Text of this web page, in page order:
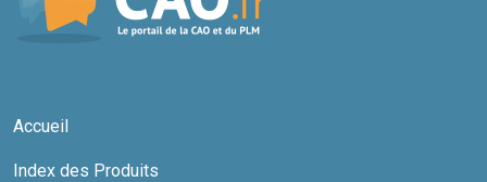
Accueil
Index des Produits